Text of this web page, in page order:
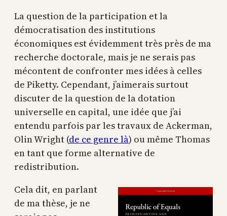
La question de la participation et la
démocratisation des institutions
économiques est évidemment très près de ma
recherche doctorale, mais je ne serais pas
mécontent de confronter mes idées à celles
de Piketty. Cependant, j’aimerais surtout
discuter de la question de la dotation
universelle en capital, une idée que j’ai
entendu parfois par les travaux de Ackerman,
Olin Wright (de ce genre là) ou même Thomas
en tant que forme alternative de
redistribution.
Cela dit, en parlant
de ma thèse, je ne